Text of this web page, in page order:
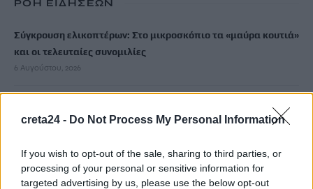
creta24 - Do Not Process My Personal Information
If you wish to opt-out of the sale, sharing to third parties, or
processing of your personal or sensitive information for
targeted advertising by us, please use the below opt-out
ΡΟΗ ΕΙΔΗΣΕΩΝ
Σύγκρουση ελικοπτέρων: Στο μικροσκόπιο τα «μαύρα κουτιά»
και οι τελευταίες συνομιλίες
6 Αυγούστου, 2026
«Τουρισμός για Όλους»: Ποιοι μπορούν να υποβάλουν αίτηση
σήμερα
Γαλλική βοήθεια για το καλώδιο Ελλάδας-Κύπρου: Πώς θα